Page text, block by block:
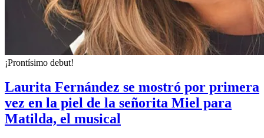
¡Prontísimo debut!
Laurita Fernández se mostró por primera
vez en la piel de la señorita Miel para
Matilda, el musical